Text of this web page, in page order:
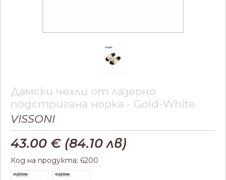
Дамски чехли от лазерно
подстригана норка - Gold-White
VISSONI
43.00 € (84.10 лв)
Код на продукта: 6200